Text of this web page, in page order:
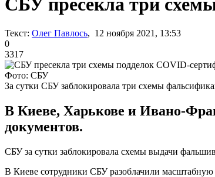
СБУ пресекла три
Текст: Олег Павлось, 12 ноября 2021, 13:53
0
3317
Фото: СБУ
За сутки СБУ заблокировала три схемы
В Киеве, Харькове и Ивано-
документов.
СБУ за сутки заблокировала схемы выдачи
В Киеве сотрудники СБУ разоблачили масштабную